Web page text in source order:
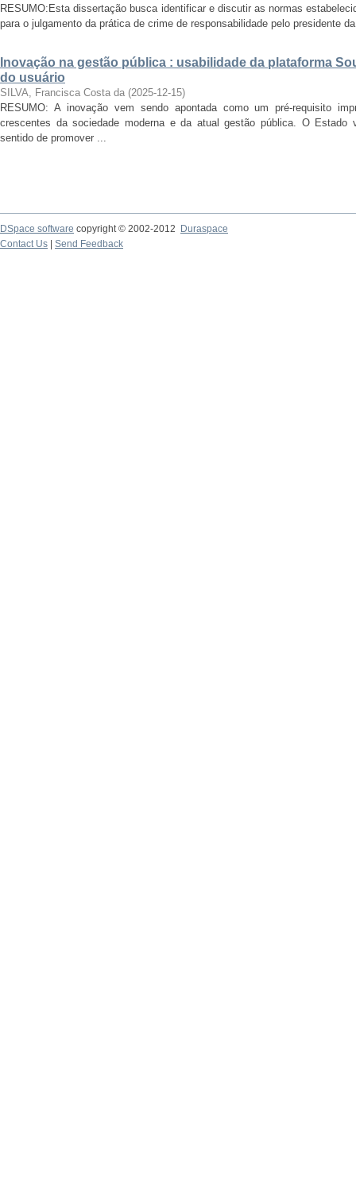
RESUMO:Esta dissertação busca identificar e discutir as normas
para o julgamento da prática de crime de responsabilidade pelo presidente
Inovação na gestão pública : usabilidade da plataforma
do usuário
SILVA, Francisca Costa da (2025-12-15)
RESUMO: A inovação vem sendo apontada como um pré-requisito
crescentes da sociedade moderna e da atual gestão pública. O Estado
sentido de promover ...
DSpace software copyright © 2002-2012
Duraspace
Contact Us
Send Feedback